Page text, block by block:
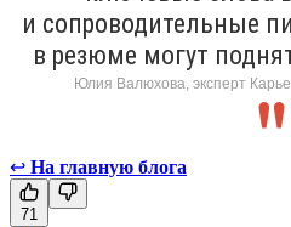
и сопроводительные
в резюме могут
Юлия Валюхова, эксперт
↩ На главную блога
71